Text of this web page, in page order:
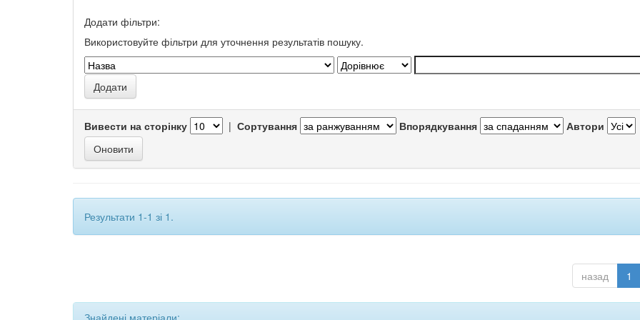
Додати фільтри:
Використовуйте фільтри для уточнення результатів пошуку.
Вивести на сторінку | Сортування Впорядкування Автори
Результати 1-1 зі 1.
назад 1
Знайдені матеріали: